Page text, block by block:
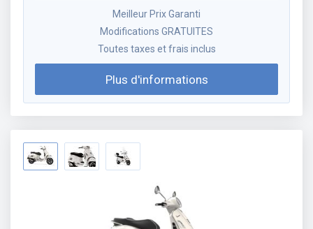
Meilleur Prix Garanti
Modifications GRATUITES
Toutes taxes et frais inclus
Plus d'informations